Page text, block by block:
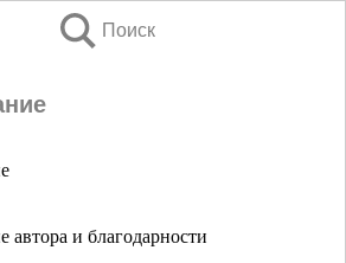
Поиск
автора и благодарности